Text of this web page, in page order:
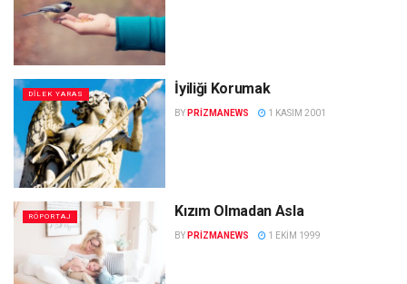
DILEK YARAS İyiliği Korumak
BY PRIZMANEWS 1 KASIM 2001
RÖPORTAJ Kızım Olmadan Asla
BY PRIZMANEWS 1 EKIM 1999